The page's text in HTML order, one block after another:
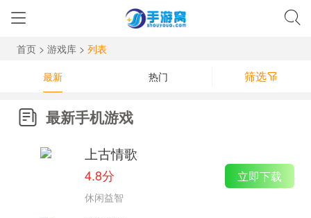
首页 > 游戏库> 列表
最新
热门 筛选
最新手机游戏
上古情歌
4.8分
休闲益智
立即下载